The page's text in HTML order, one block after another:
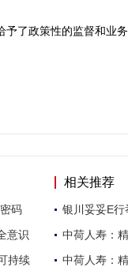
了政策性的监督和业
码
意识
持续
相关推荐
银川妥妥E
中荷人寿：
中荷人寿：